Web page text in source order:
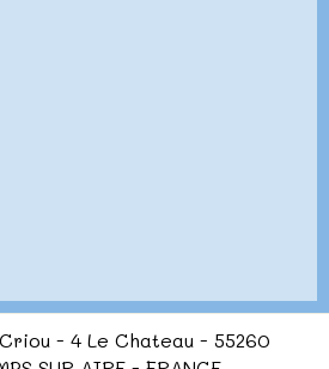
- 4 Le Chateau - 55260